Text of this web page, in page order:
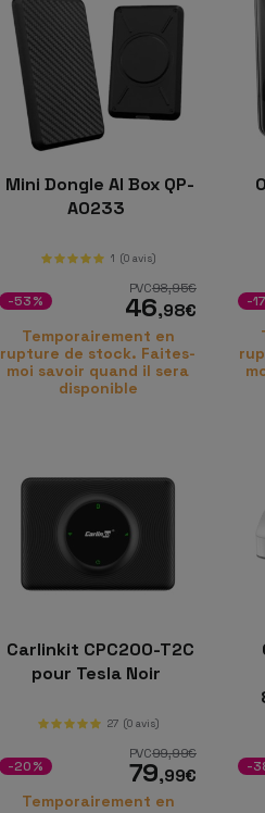
Mini Dongle AI Box QP-
A0233
1 (0 avis)
PVC98,95€
46,98€
-53%
Temporairement en
rupture de stock. Faites-
moi savoir quand il sera
disponible
-
Carlinkit CPC200-T2C
pour Tesla Noir
27 (0 avis)
PVC99,99€
79,99€
-20%
Temporairement en
-